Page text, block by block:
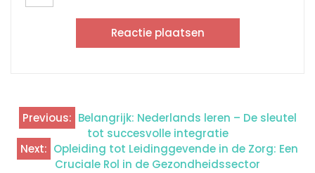
Berichtnavigatie
Previous: Belangrijk: Nederlands leren – De sleutel
tot succesvolle integratie
Next: Opleiding tot Leidinggevende in de Zorg: Een
Cruciale Rol in de Gezondheidssector